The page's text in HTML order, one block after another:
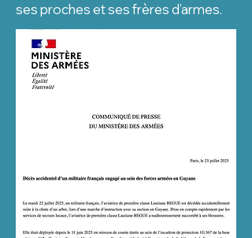
ses proches et ses frères d’armes.